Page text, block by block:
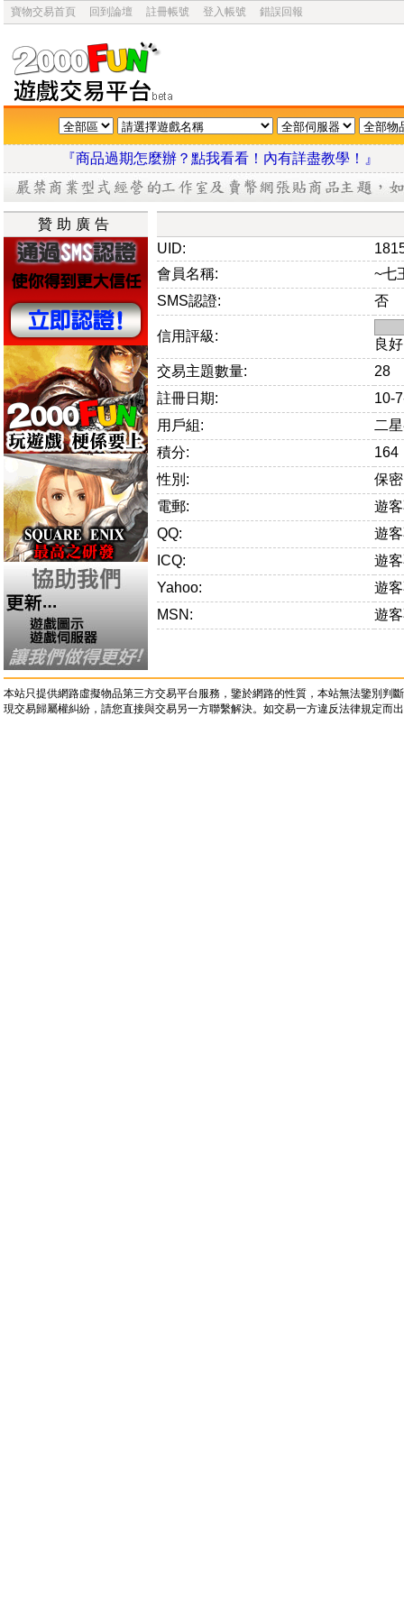
寶物交易首頁 回到論壇 註冊帳號 登入帳號 錯誤回報
『商品過期怎麼辦？點我看看！內有詳盡教學
贊助廣告
UID:
會員名稱:
~七
SMS認證:
否
信用評級:
良
交易主題數量:
28
註冊日期:
10-
用戶組:
二
積分:
164
性別:
保密
電郵:
遊
QQ:
遊
ICQ:
遊
Yahoo:
遊
MSN:
遊
本站只提供網路虛擬物品第三方交易平台服務，鑒於網路的性質，本站無法鑒別
現交易歸屬權糾紛，請您直接與交易另一方聯繫解決。如交易一方違反法律規定